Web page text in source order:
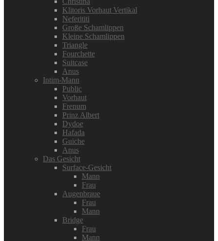
Klitoris Vorhaut Vertikal
Neferititi
Große Schamlippen
Kleine Schamlippen
Triangle
Fourchette
Suitcase
Anus
Intim-Mann
Public
Vorhaut
Frenum
Prinz Albert
Dydoe
Hafada
Guiche
Anus
Das Gesicht
Surface-Gesicht
Mann
Frau
Augenbraue
Frau
Mann
Bridge
Frau
Mann